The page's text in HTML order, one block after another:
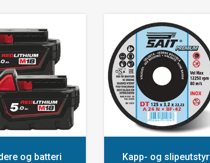
og batteri Kapp- og slipeutstyr